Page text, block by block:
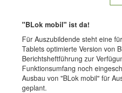
"BLok mobil" ist da!
Für Auszubildende steht eine
Tablets optimierte Version von
Berichtsheftführung zur
Funktionsumfang noch
Ausbau von "BLok mobil" für
geplant.